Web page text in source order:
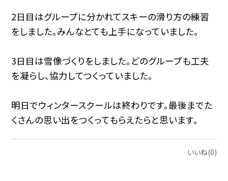
2日目はグループに分かれてスキーの滑り方の練習
をしました。みんなとても上手になっていました。
3日目は雪像づくりをしました。どのグループも工夫
を凝らし、協力してつくっていました。
明日でウィンタースクールは終わりです。最後までた
くさんの思い出をつくってもらえたらと思います。
いいね(0)